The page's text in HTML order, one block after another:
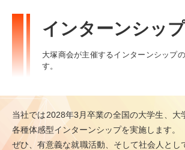
インターンシップ
大塚商会が主催するインターンシップ
す。
当社では2028年3月卒業の全国の大学生、大
各種体感型インターンシップを実施します。
ぜひ、有意義な就職活動、そして社会人とし